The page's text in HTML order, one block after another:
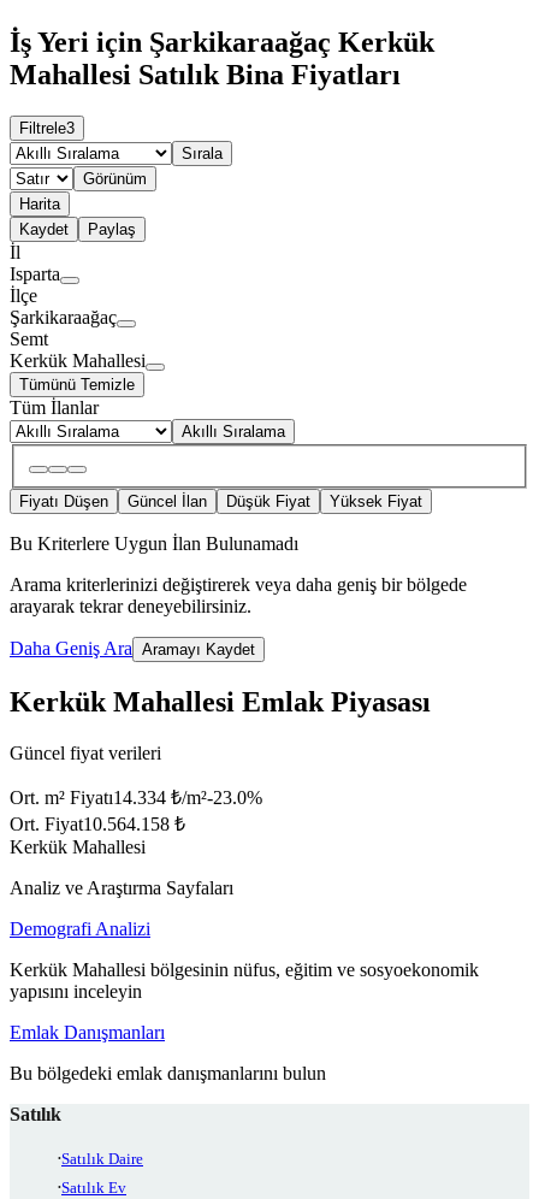
İş Yeri için Şarkikaraağaç Kerkük
Mahallesi Satılık Bina Fiyatları
Filtrele3
Sırala
Görünüm
Harita
Kaydet
Paylaş
İl
Isparta
İlçe
Şarkikaraağaç
Semt
Kerkük Mahallesi
Tümünü Temizle
Tüm İlanlar
Akıllı Sıralama
Fiyatı Düşen Güncel İlan Düşük Fiyat Yüksek Fiyat
Bu Kriterlere Uygun İlan Bulunamadı
Arama kriterlerinizi değiştirerek veya daha geniş bir bölgede
arayarak tekrar deneyebilirsiniz.
Daha Geniş Ara Aramayı Kaydet
Kerkük Mahallesi Emlak Piyasası
Güncel fiyat verileri
Ort. m² Fiyatı14.334 ₺/m²-23.0%
Ort. Fiyat10.564.158 ₺
Kerkük Mahallesi
Analiz ve Araştırma Sayfaları
Demografi Analizi
Kerkük Mahallesi bölgesinin nüfus, eğitim ve sosyoekonomik
yapısını inceleyin
Emlak Danışmanları
Bu bölgedeki emlak danışmanlarını bulun
Satılık
Satılık Daire
Satılık Ev